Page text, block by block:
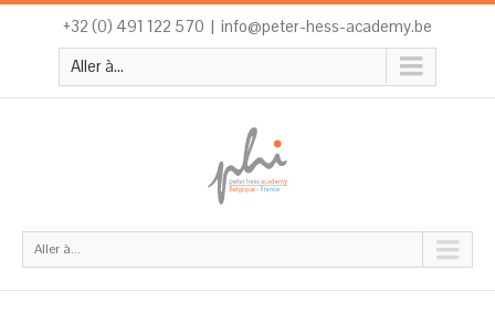
+32 (0) 491 122 570 | info@peter-hess-academy.be
Aller à...
Aller à...